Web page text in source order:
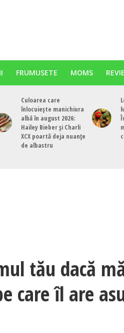
FRUMUSETE MOMS
Culoarea care
înlocuiește manichiura
albă în august 2026:
Hailey Bieber și Charli
XCX poartă deja nuanțe
de albastru
tău dacă
care îl are